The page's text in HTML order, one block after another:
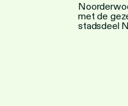
met de
stadsdeel